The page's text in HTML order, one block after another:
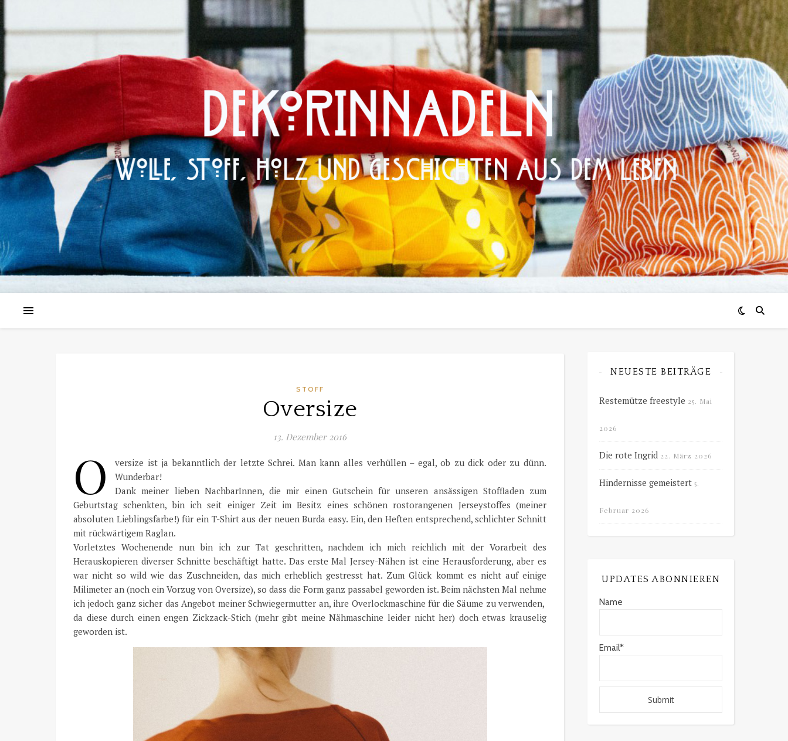
STOFF
Oversize
13. Dezember 2016
O
versize ist ja bekanntlich der letzte Schrei. Man kann alles verhüllen – egal, ob zu dick oder zu dünn.
Wunderbar!
Dank meiner lieben NachbarInnen, die mir einen Gutschein für unseren ansässigen Stoffladen zum
Geburtstag schenkten, bin ich seit einiger Zeit im Besitz eines schönen rostorangenen Jerseystoffes (meiner
absoluten Lieblingsfarbe!) für ein T-Shirt aus der neuen Burda easy. Ein, den Heften entsprechend, schlichter Schnitt
mit rückwärtigem Raglan.
Vorletztes Wochenende nun bin ich zur Tat geschritten, nachdem ich mich reichlich mit der Vorarbeit des
Herauskopieren diverser Schnitte beschäftigt hatte. Das erste Mal Jersey-Nähen ist eine Herausforderung, aber es
war nicht so wild wie das Zuschneiden, das mich erheblich gestresst hat. Zum Glück kommt es nicht auf einige
Milimeter an (noch ein Vorzug von Oversize), so dass die Form ganz passabel geworden ist. Beim nächsten Mal nehme
ich jedoch ganz sicher das Angebot meiner Schwiegermutter an, ihre Overlockmaschine für die Säume zu verwenden,
da diese durch einen engen Zickzack-Stich (mehr gibt meine Nähmaschine leider nicht her) doch etwas krauselig
geworden ist.
NEUESTE BEITRÄGE
Restemütze freestyle 25. Mai
2026
Die rote Ingrid 22. März 2026
Hindernisse gemeistert 5.
Februar 2026
UPDATES ABONNIEREN
Name
Email*